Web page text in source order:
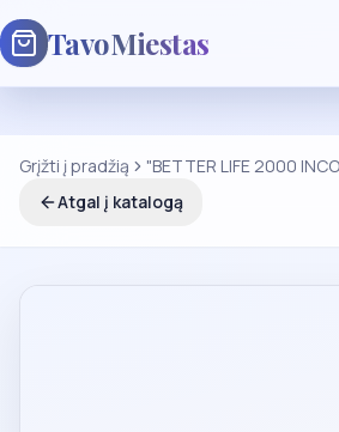
TavoMiestas
Grįžti į pradžią
"BETTER LIFE 2000
Atgal į katalogą